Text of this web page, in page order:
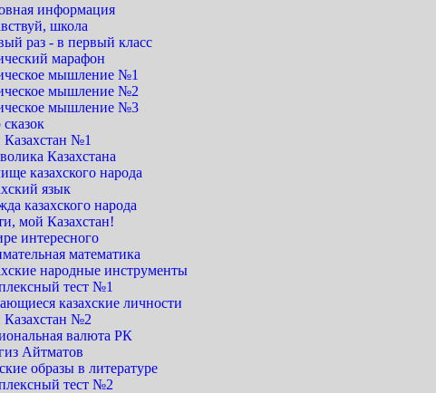
информация
школа
раз - в первый класс
марафон
мышление №1
мышление №2
мышление №3
№1
Казахстана
казахского народа
язык
казахского народа
мой Казахстан!
интересного
математика
народные инструменты
тест №1
казахские личности
№2
валюта РК
Айтматов
образы в литературе
тест №2